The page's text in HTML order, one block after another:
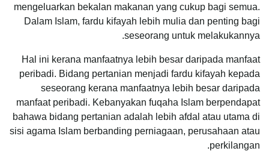
mengeluarkan bekalan makanan yang cukup bagi semua.
Dalam Islam, fardu kifayah lebih mulia dan penting bagi
seseorang untuk melakukannya.
Hal ini kerana manfaatnya lebih besar daripada manfaat
peribadi. Bidang pertanian menjadi fardu kifayah kepada
seseorang kerana manfaatnya lebih besar daripada
manfaat peribadi. Kebanyakan fuqaha Islam berpendapat
bahawa bidang pertanian adalah lebih afdal atau utama di
sisi agama Islam berbanding perniagaan, perusahaan atau
perkilangan.